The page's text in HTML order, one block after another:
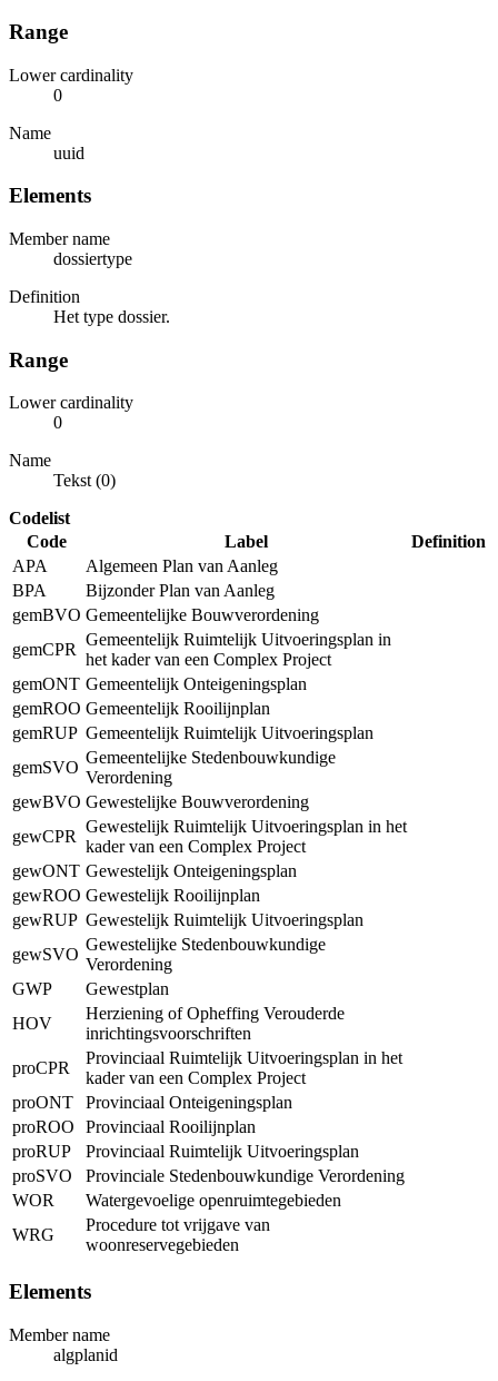
Range
Lower cardinality
0
Name
uuid
Elements
Member name
dossiertype
Definition
Het type dossier.
Range
Lower cardinality
0
Name
Tekst (0)
Codelist
Code
Label
Definition
APA
Algemeen Plan van Aanleg
BPA
Bijzonder Plan van Aanleg
gemBVO Gemeentelijke Bouwverordening
gemCPR
Gemeentelijk Ruimtelijk Uitvoeringsplan in
het kader van een Complex Project
gemONT Gemeentelijk Onteigeningsplan
gemROO Gemeentelijk Rooilijnplan
gemRUP Gemeentelijk Ruimtelijk Uitvoeringsplan
gemSVO
Gemeentelijke Stedenbouwkundige
Verordening
gewBVO Gewestelijke Bouwverordening
gewCPR
Gewestelijk Ruimtelijk Uitvoeringsplan in het
kader van een Complex Project
gewONT Gewestelijk Onteigeningsplan
gewROO Gewestelijk Rooilijnplan
gewRUP Gewestelijk Ruimtelijk Uitvoeringsplan
gewSVO
Gewestelijke Stedenbouwkundige
Verordening
GWP
Gewestplan
HOV
Herziening of Opheffing Verouderde
inrichtingsvoorschriften
proCPR
Provinciaal Ruimtelijk Uitvoeringsplan in het
kader van een Complex Project
proONT
Provinciaal Onteigeningsplan
proROO
Provinciaal Rooilijnplan
proRUP
Provinciaal Ruimtelijk Uitvoeringsplan
proSVO
Provinciale Stedenbouwkundige Verordening
WOR
Watergevoelige openruimtegebieden
WRG
Procedure tot vrijgave van
woonreservegebieden
Elements
Member name
algplanid